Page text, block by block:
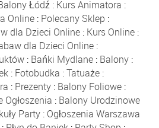
Łódź : Kurs Animatora :
Online : Polecany Sklep :
dla Dzieci Online: Kurs Online:
dla Dzieci Online :
: Bańki Mydlane : Balony :
: Fotobudka :Tatuaże:
: Prezenty : Balony Foliowe :
Ogłoszenia : Balony Urodzinowe
Party : Ogłoszenia Warszawa